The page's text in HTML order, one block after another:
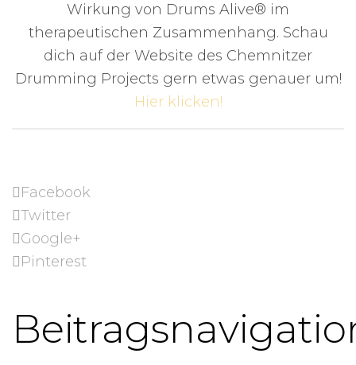
Wirkung von Drums Alive® im
therapeutischen Zusammenhang. Schau
dich auf der Website des Chemnitzer
Drumming Projects gern etwas genauer um!
Hier klicken!
Facebook
Twitter
Google+
Pinterest